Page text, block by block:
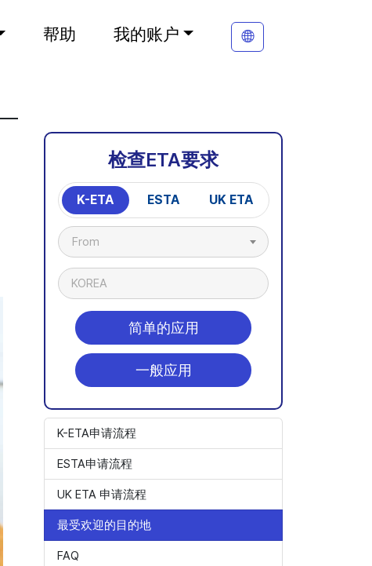
帮助 我的账户
检查ETA要求
K-ETA ESTA UK ETA
From
KOREA
简单的应用
一般应用
K-ETA申请流程
ESTA申请流程
UK ETA 申请流程
最受欢迎的目的地
FAQ